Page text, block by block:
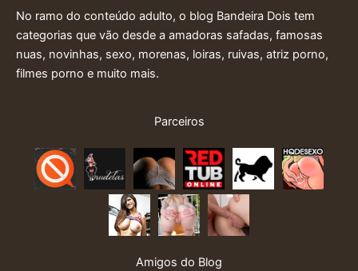
No ramo do conteúdo adulto, o blog Bandeira Dois tem
categorias que vão desde a amadoras safadas, famosas
nuas, novinhas, sexo, morenas, loiras, ruivas, atriz porno,
filmes porno e muito mais.
Parceiros
Amigos do Blog